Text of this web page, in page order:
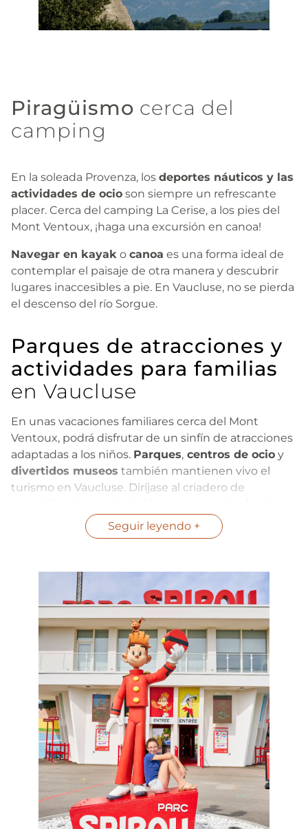
Piragüismo cerca del
camping
En la soleada Provenza, los deportes náuticos y las
actividades de ocio son siempre un refrescante
placer. Cerca del camping La Cerise, a los pies del
Mont Ventoux, ¡haga una excursión en canoa!
Navegar en kayak o canoa es una forma ideal de
contemplar el paisaje de otra manera y descubrir
lugares inaccesibles a pie. En Vaucluse, no se pierda
el descenso del río Sorgue.
Parques de atracciones y
actividades para familias
en Vaucluse
Seguir leyendo
En unas vacaciones familiares cerca del Mont
Ventoux, podrá disfrutar de un sinfín de atracciones
adaptadas a los niños. Parques, centros de ocio y
divertidos museos también mantienen vivo el
turismo en Vaucluse. Diríjase al criadero de
atracciones del
Parc Spirouo a las instalaciones
deslizantes deWave Island.
Berlingots de Carpentras
fábrica de
turrones Silvainde Saint-Didier o elmuseo Haribo